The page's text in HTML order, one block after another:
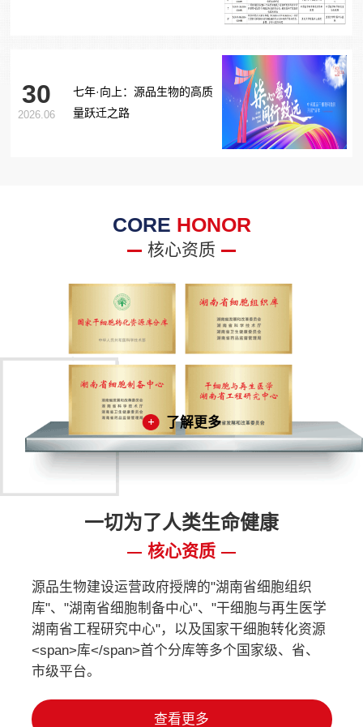
30
2026.06
七年·向上：源品生物的高质
量跃迁之路
CORE HONOR
核心资质
了解更多
一切为了人类生命健康
核心资质
源品生物建设运营政府授牌的"湖南省细胞组织
库"、"湖南省细胞制备中心"、"干细胞与再生医学
湖南省工程研究中心"，以及国家干细胞转化资源
<span>库</span>首个分库等多个国家级、省、
市级平台。
查看更多